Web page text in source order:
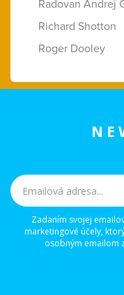
Radovan Andrej
Richard Shotton
Roger Dooley
Zadaním svojej
marketingové účely,
osobným emailom